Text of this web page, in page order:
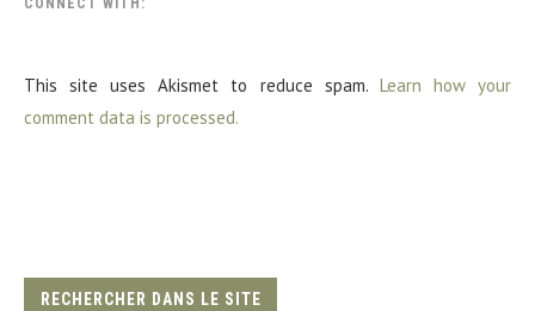
CONNECT WITH:
This site uses Akismet to reduce spam. Learn how your
comment data is processed.
RECHERCHER DANS LE SITE